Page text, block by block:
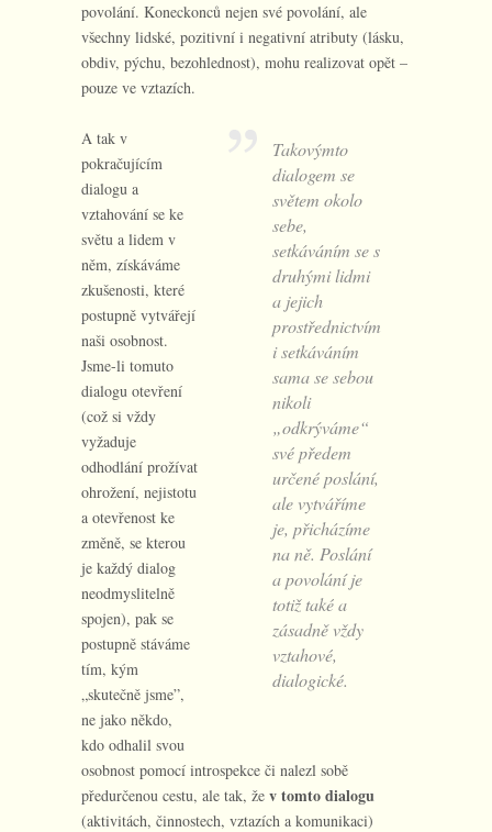
povolání. Koneckonců nejen své povolání, ale
všechny lidské, pozitivní i negativní atributy (lásku,
obdiv, pýchu, bezohlednost), mohu realizovat opět –
pouze ve vztazích.
Takovýmto
dialogem se
světem okolo
sebe,
setkáváním se s
druhými lidmi
a jejich
prostřednictvím
i setkáváním
sama se sebou
nikoli
„odkrýváme“
své předem
určené poslání,
ale vytváříme
je, přicházíme
na ně. Poslání
a povolání je
totiž také a
zásadně vždy
vztahové,
dialogické.
A tak v
pokračujícím
dialogu a
vztahování se ke
světu a lidem v
něm, získáváme
zkušenosti, které
postupně vytvářejí
naši osobnost.
Jsme-li tomuto
dialogu otevření
(což si vždy
vyžaduje
odhodlání prožívat
ohrožení, nejistotu
a otevřenost ke
změně, se kterou
je každý dialog
neodmyslitelně
spojen), pak se
postupně stáváme
tím, kým
„skutečně jsme”,
ne jako někdo,
kdo odhalil svou
osobnost pomocí introspekce či nalezl sobě
předurčenou cestu, ale tak, že v tomto dialogu
(aktivitách, činnostech, vztazích a komunikaci)